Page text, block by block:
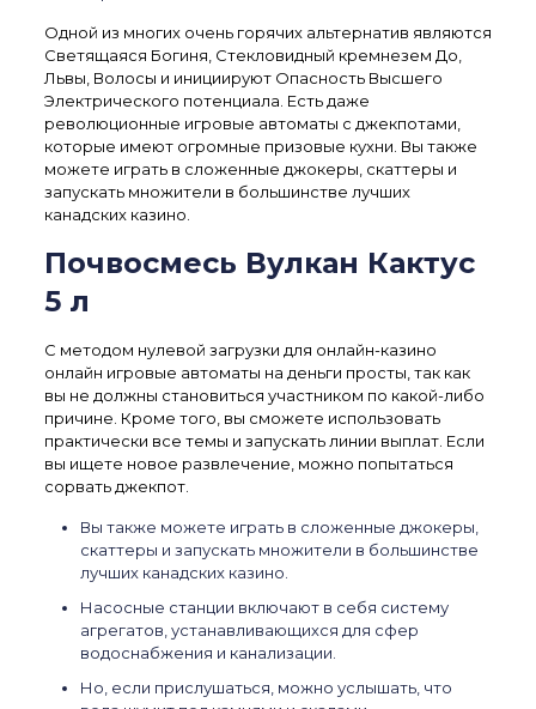
Одной из многих очень горячих альтернатив являются
Светящаяся Богиня, Стекловидный кремнезем До,
Львы, Волосы и инициируют Опасность Высшего
Электрического потенциала. Есть даже
революционные игровые автоматы с джекпотами,
которые имеют огромные призовые кухни. Вы также
можете играть в сложенные джокеры, скаттеры и
запускать множители в большинстве лучших
канадских казино.
Почвосмесь Вулкан Кактус
5 л
С методом нулевой загрузки для онлайн-казино
онлайн игровые автоматы на деньги просты, так как
вы не должны становиться участником по какой-либо
причине. Кроме того, вы сможете использовать
практически все темы и запускать линии выплат. Если
вы ищете новое развлечение, можно попытаться
сорвать джекпот.
Вы также можете играть в сложенные джокеры,
скаттеры и запускать множители в большинстве
лучших канадских казино.
Насосные станции включают в себя систему
агрегатов, устанавливающихся для сфер
водоснабжения и канализации.
Но, если прислушаться, можно услышать, что